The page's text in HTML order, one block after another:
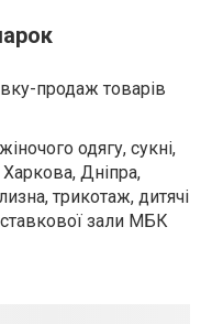
продаж товарів
одягу, сукні,
Дніпра,
трикотаж, дитячі
зали МБК